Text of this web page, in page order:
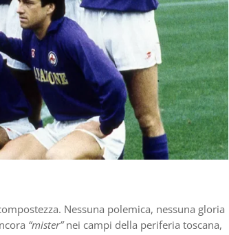
Nessuna polemica, nessuna gloria
“mister”nei campi della periferia toscana,